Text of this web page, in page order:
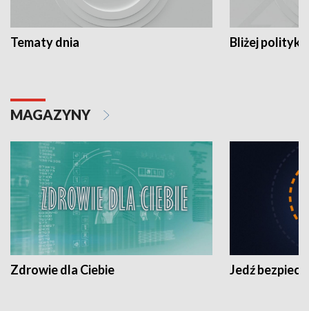
Tematy dnia Bliżej polityki
MAGAZYNY
Zdrowie dla Ciebie Jedź